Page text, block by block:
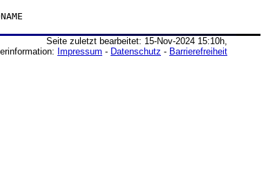
Seite zuletzt bearbeitet: 15-Nov-2024 15:10h,
Impressum - Datenschutz - Barrierefreiheit